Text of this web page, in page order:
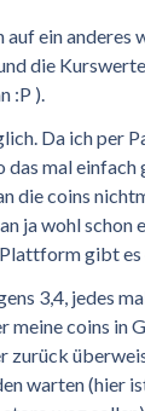
ein
die
:P ).
Da ich per
mal einfach
die coins
ja wohl schon
gibt es
3,4, jedes
coins in
warten (hier